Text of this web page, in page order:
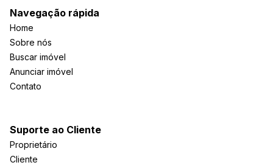
Navegação rápida
Home
Sobre nós
Buscar imóvel
Anunciar imóvel
Contato
Suporte ao Cliente
Proprietário
Cliente